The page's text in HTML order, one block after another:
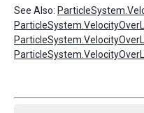
See Also: